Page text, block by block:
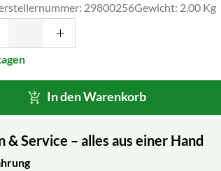
29800256Gewicht: 2,00 Kg
In den Warenkorb
Service – alles aus einer Hand